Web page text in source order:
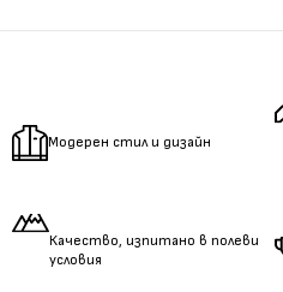
Модерен стил и дизайн
Качество, изпитано в полеви
условия